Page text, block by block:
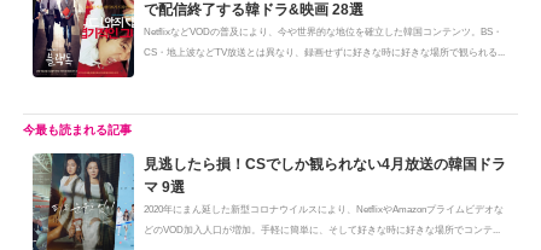
で配信終了する韓ドラ&映画 28選
NetflixなどVODの普及により、今や世界的な地位を確立した韓国コンテンツ。BS・
CS・地上波などTV放送とは異なり、録画せずに好きな時に好きな場所で観られる...
見逃したら損！CSでしか観られない4月放送の韓国ドラ
マ 9選
2020年にまん延した新型コロナウイルスにより、NetflixやAmazonプライムビデオな
どのVOD加入人口が増加。手軽に簡単に、そして好きな時に好きな場所でコンテ...